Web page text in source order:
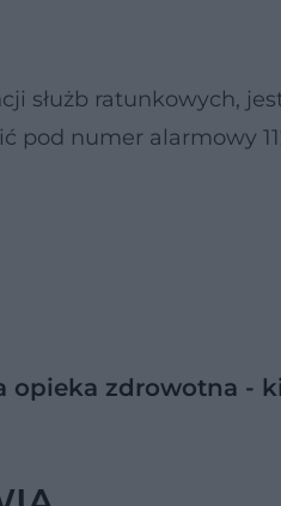
służb ratunkowych,
pod numer alarmowy
opieka zdrowotna -